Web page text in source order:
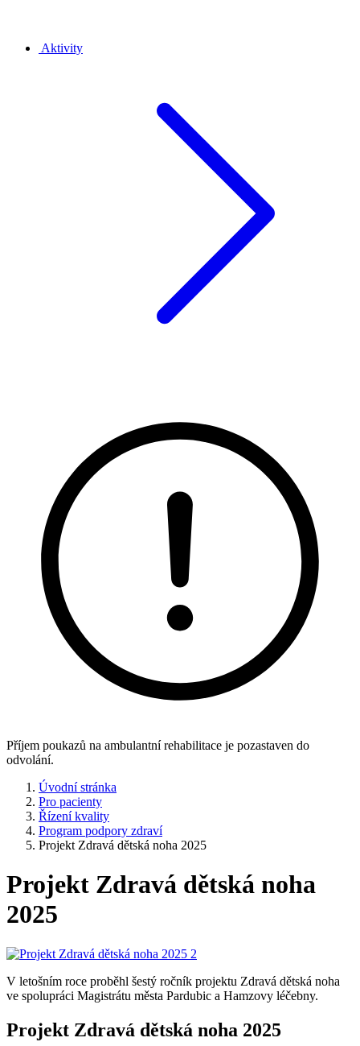
Aktivity
Příjem poukazů na ambulantní rehabilitace je pozastaven do
odvolání.
Úvodní stránka
Pro pacienty
Řízení kvality
Program podpory zdraví
Projekt Zdravá dětská noha 2025
Projekt Zdravá dětská noha
2025
V letošním roce proběhl šestý ročník projektu Zdravá dětská noha
ve spolupráci Magistrátu města Pardubic a Hamzovy léčebny.
Projekt Zdravá dětská noha 2025